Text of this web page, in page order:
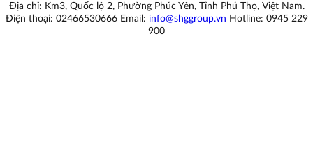
Địa chỉ: Km3, Quốc lộ 2, Phường Phúc Yên, Tỉnh Phú Thọ, Việt Nam.
Điện thoại: 02466530666 Email: info@shggroup.vn Hotline: 0945 229
900